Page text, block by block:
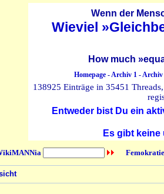
Wenn der
Wieviel
How much
Homepage-Archiv 1-Archiv
138925 Einträge in 35451
Entweder bist Du ein
Es gibt